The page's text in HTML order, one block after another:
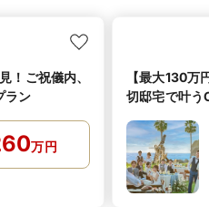
こだわった一着をご提案。
イズが豊富なのでマタニティでも安
必見！
ザートブッフェは、おもてなしの
る演出です。季節の素材を使い、
オリジナルケーキや焼菓子には、
こだわりを反映することもできま
とを想い選んだメニューを料理長
。
ご祝儀内、
ラン
万円
【最大130
切邸宅で叶う